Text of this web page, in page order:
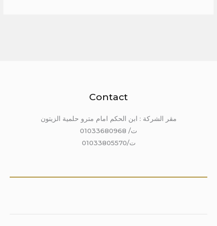
Contact
مقر الشركة : ابن الحكم امام مترو حلمية الزيتون
ت/ 01033680968
ت/01033805570